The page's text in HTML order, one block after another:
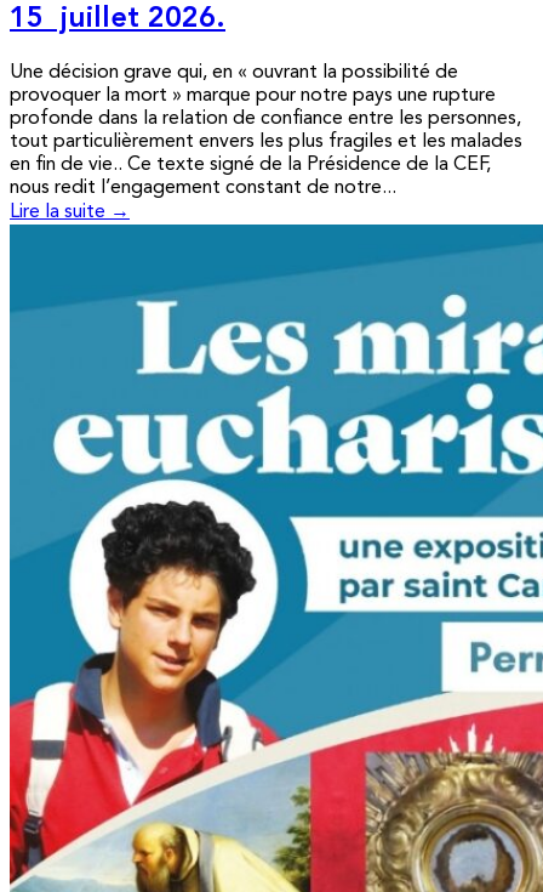
15 juillet 2026.
Une décision grave qui, en « ouvrant la possibilité de
provoquer la mort » marque pour notre pays une rupture
profonde dans la relation de confiance entre les personnes,
tout particulièrement envers les plus fragiles et les malades
en fin de vie.. Ce texte signé de la Présidence de la CEF,
nous redit l’engagement constant de notre...
Lire la suite →